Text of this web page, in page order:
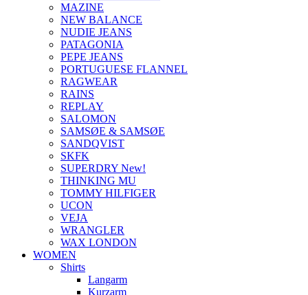
MAZINE
NEW BALANCE
NUDIE JEANS
PATAGONIA
PEPE JEANS
PORTUGUESE FLANNEL
RAGWEAR
RAINS
REPLAY
SALOMON
SAMSØE & SAMSØE
SANDQVIST
SKFK
SUPERDRY New!
THINKING MU
TOMMY HILFIGER
UCON
VEJA
WRANGLER
WAX LONDON
WOMEN
Shirts
Langarm
Kurzarm